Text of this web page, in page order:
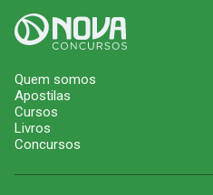
Quem somos
Apostilas
Cursos
Livros
Concursos